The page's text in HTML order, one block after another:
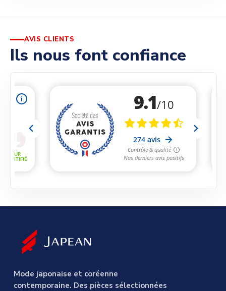
AVIS CLIENTS
Ils nous font confiance
Mode japonaise et coréenne
contemporaine. Des pièces sélectionnées